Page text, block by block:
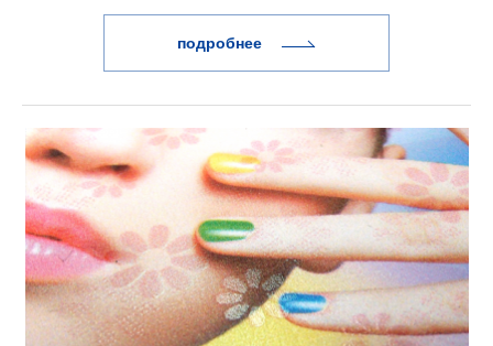
плоттера GCC.
подробнее